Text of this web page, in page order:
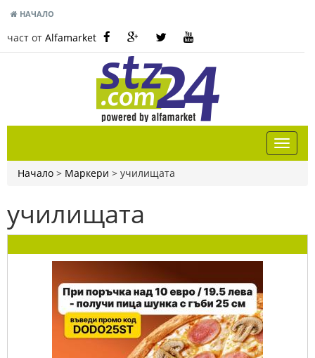
НАЧАЛО
част от Alfamarket
Начало > Маркери > училищата
училищата